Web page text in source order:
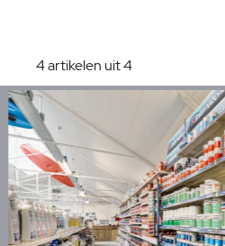
4 artikelen uit 4